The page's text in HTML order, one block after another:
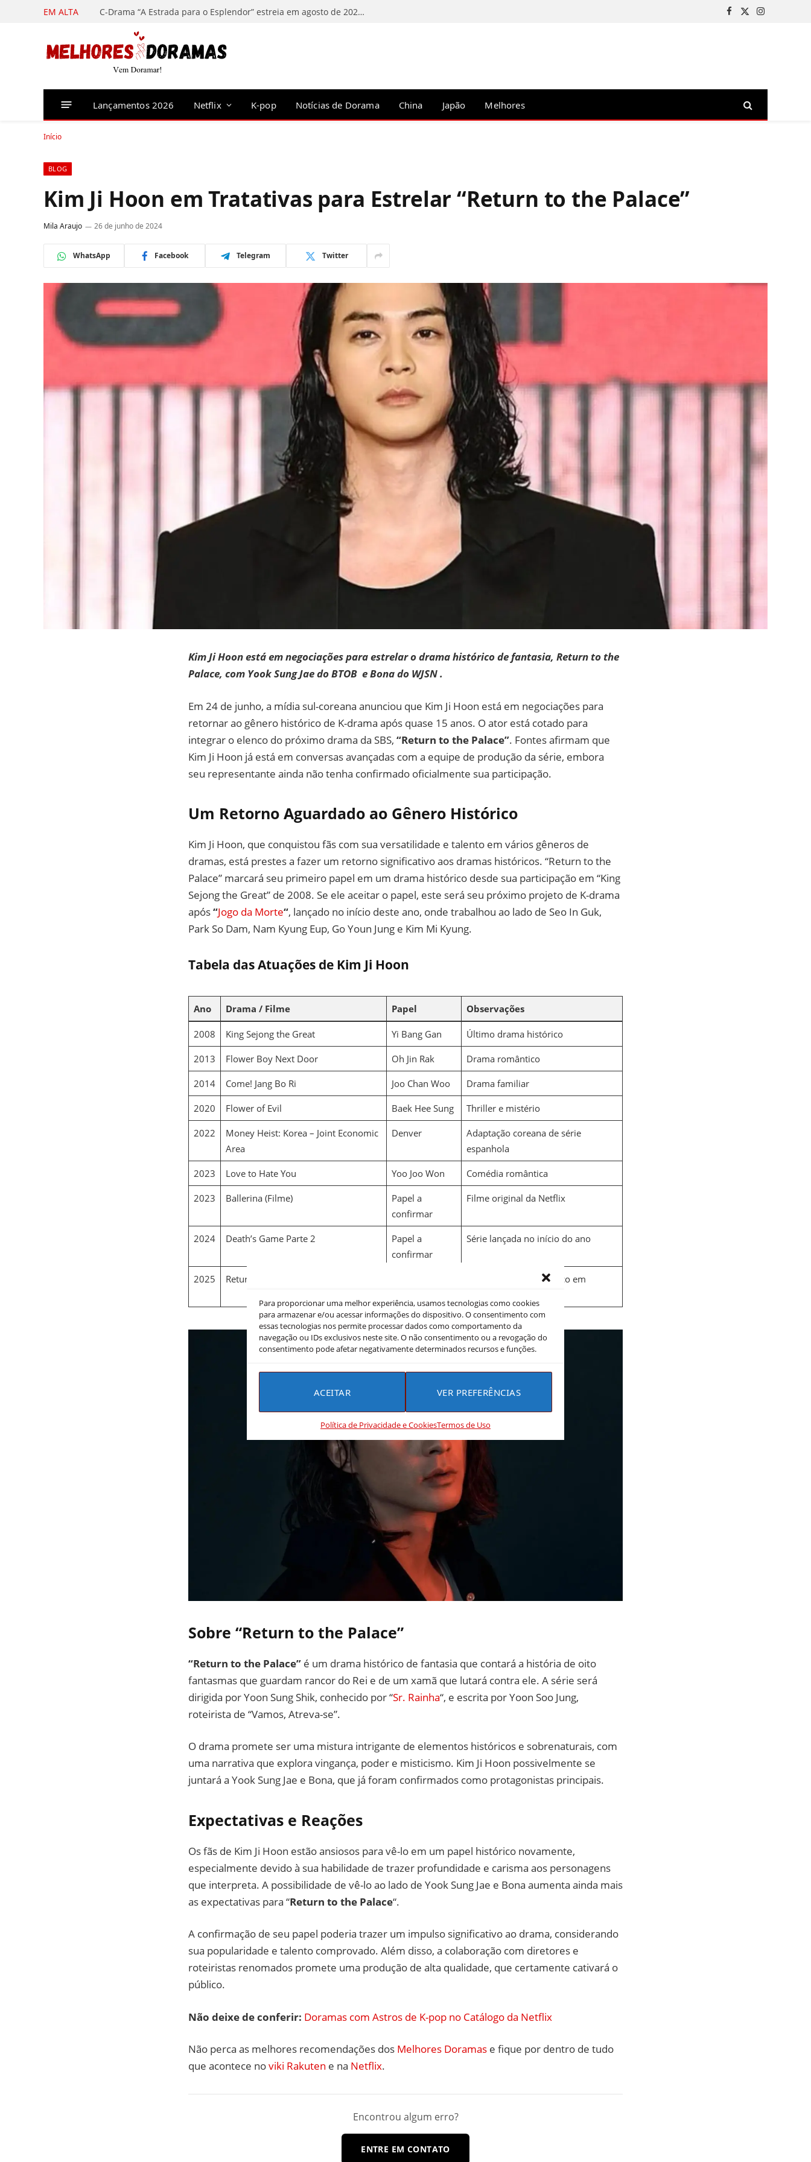
Para proporcionar uma melhor experiência, usamos tecnologias como cookies
para armazenar e/ou acessar informações do dispositivo. O consentimento com
essas tecnologias nos permite processar dados como comportamento da
navegação ou IDs exclusivos neste site. O não consentimento ou a revogação do
consentimento pode afetar negativamente determinados recursos e funções.
ACEITAR VER PREFERÊNCIAS
Política de Privacidade e CookiesTermos de Uso
EM ALTA C-Drama “A Estrada para o Esplendor” estreia em agosto de 2026 na Tencent Video Facebook
X
Instagram
Lançamentos 2026 Netflix K-pop Notícias de Dorama China Japão Melhores
Início
BLOG
Kim Ji Hoon em Tratativas para Estrelar “Return to the Palace”
Mila Araujo 26 de junho de 2024
WhatsApp Facebook Telegram Twitter
Kim Ji Hoon está em negociações para estrelar o drama histórico de fantasia, Return to the
Palace, com Yook Sung Jae do BTOB e Bona do WJSN .
Em 24 de junho, a mídia sul-coreana anunciou que Kim Ji Hoon está em negociações para
retornar ao gênero histórico de K-drama após quase 15 anos. O ator está cotado para
integrar o elenco do próximo drama da SBS, “Return to the Palace”. Fontes afirmam que
Kim Ji Hoon já está em conversas avançadas com a equipe de produção da série, embora
seu representante ainda não tenha confirmado oficialmente sua participação.
Um Retorno Aguardado ao Gênero Histórico
Kim Ji Hoon, que conquistou fãs com sua versatilidade e talento em vários gêneros de
dramas, está prestes a fazer um retorno significativo aos dramas históricos. “Return to the
Palace” marcará seu primeiro papel em um drama histórico desde sua participação em “King
Sejong the Great” de 2008. Se ele aceitar o papel, este será seu próximo projeto de K-drama
após“Jogo da Morte“, lançado no início deste ano, onde trabalhou ao lado de Seo In Guk,
Park So Dam, Nam Kyung Eup, Go Youn Jung e Kim Mi Kyung.
Tabela das Atuações de Kim Ji Hoon
Ano Drama / Filme Papel
Observações
2008
King Sejong the Great Yi Bang Gan
Último drama histórico
2013
Flower Boy Next Door Oh Jin Rak
Drama romântico
2014
Come! Jang Bo Ri Joo Chan Woo
Drama familiar
2020
Flower of Evil Baek Hee Sung
Thriller e mistério
2022
Money Heist: Korea – Joint Economic
Area
Denver
Adaptação coreana de série
espanhola
2023
Love to Hate You Yoo Joo Won
Comédia romântica
2023
Ballerina (Filme)
Papel a
confirmar
Filme original da Netflix
2024 Death’s Game Parte 2
Papel a
confirmar
Série lançada no início do ano
2025 Return to the Palace
Próximo drama histórico em
Sobre “Return to the Palace”
“Return to the Palace” é um drama histórico de fantasia que contará a história de oito
fantasmas que guardam rancor do Rei e de um xamã que lutará contra ele. A série será
dirigida por Yoon Sung Shik, conhecido por “Sr. Rainha“, e escrita por Yoon Soo Jung,
roteirista de “Vamos, Atreva-se”.
O drama promete ser uma mistura intrigante de elementos históricos e sobrenaturais, com
uma narrativa que explora vingança, poder e misticismo. Kim Ji Hoon possivelmente se
juntará a Yook Sung Jae e Bona, que já foram confirmados como protagonistas principais.
Expectativas e Reações
Os fãs de Kim Ji Hoon estão ansiosos para vê-lo em um papel histórico novamente,
especialmente devido à sua habilidade de trazer profundidade e carisma aos personagens
que interpreta. A possibilidade de vê-lo ao lado de Yook Sung Jae e Bona aumenta ainda mais
as expectativas para “Return to the Palace“.
A confirmação de seu papel poderia trazer um impulso significativo ao drama, considerando
sua popularidade e talento comprovado. Além disso, a colaboração com diretores e
roteiristas renomados promete uma produção de alta qualidade, que certamente cativará o
público.
Não deixe de conferir: Doramas com Astros de K-pop no Catálogo da Netflix
Não perca as melhores recomendações dos Melhores Doramas e fique por dentro de tudo
que acontece noviki Rakuten e na Netflix.
Encontrou algum erro?
ENTRE EM CONTATO